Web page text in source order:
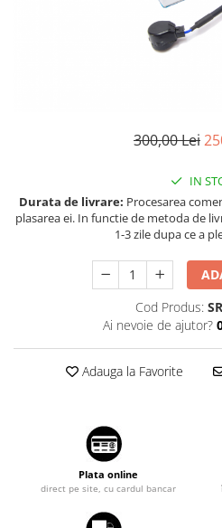
Peugeot
Porsche
Volkswagen
Manson schimbator viteze
Senzori parcare dedicati
Grile aerisire
Tuning auto
Kituri reparatie
Dopuri anulare clapete admisie
Garnituri galerie admisie BMW
Kit reparatie faruri
Adaptoare auxiliare
300,00 Lei
IN
Durata de livrare: Procesarea
plasarea ei. In functie de metoda de
1-3 zile dupa ce a
Cod Produs:
Ai nevoie de ajutor?
Adauga la Favorite
Plata online
direct pe site, cu cardul bancar